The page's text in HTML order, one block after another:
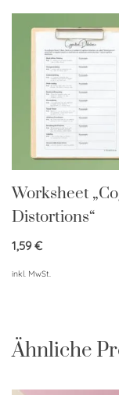
Worksheet
Distortions“
1,59€
inkl. MwSt.
Ähnliche